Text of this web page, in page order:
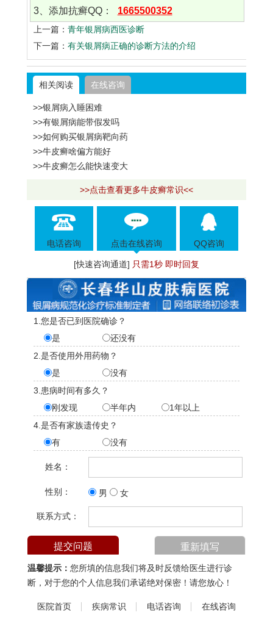
3、添加抗癣QQ：
1665500352
上一篇： 青年银屑病西医诊断
下一篇： 有关银屑病正确的诊断方法的介绍
相关阅读 在线咨询
>>银屑病入睡困难
>>有银屑病能带假发吗
>>如何购买银屑病靶向药
>>牛皮癣啥偏方能好
>>牛皮癣怎么能快速变大
>>点击查看更多牛皮癣常识<<
电话咨询 点击在线咨询 QQ咨询
[快速咨询通道] 只需1秒 即时回复
1.您是否已到医院确诊？
是
还没有
2.是否使用外用药物？
是
没有
3.患病时间有多久？
刚发现
半年内
1年以上
4.是否有家族遗传史？
有
没有
姓名：
性别： 男 女
联系方式：
温馨提示： 您所填的信息我们将及时反馈给医生进行诊
断，对于您的个人信息我们承诺绝对保密！请您放心！
医院首页 疾病常识 电话咨询 在线咨询